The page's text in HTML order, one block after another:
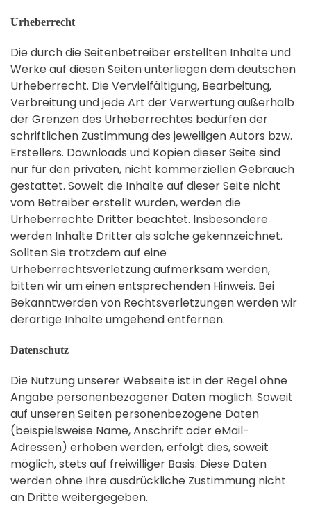
Urheberrecht
Die durch die Seitenbetreiber erstellten Inhalte und
Werke auf diesen Seiten unterliegen dem deutschen
Urheberrecht. Die Vervielfältigung, Bearbeitung,
Verbreitung und jede Art der Verwertung außerhalb
der Grenzen des Urheberrechtes bedürfen der
schriftlichen Zustimmung des jeweiligen Autors bzw.
Erstellers. Downloads und Kopien dieser Seite sind
nur für den privaten, nicht kommerziellen Gebrauch
gestattet. Soweit die Inhalte auf dieser Seite nicht
vom Betreiber erstellt wurden, werden die
Urheberrechte Dritter beachtet. Insbesondere
werden Inhalte Dritter als solche gekennzeichnet.
Sollten Sie trotzdem auf eine
Urheberrechtsverletzung aufmerksam werden,
bitten wir um einen entsprechenden Hinweis. Bei
Bekanntwerden von Rechtsverletzungen werden wir
derartige Inhalte umgehend entfernen.
Datenschutz
Die Nutzung unserer Webseite ist in der Regel ohne
Angabe personenbezogener Daten möglich. Soweit
auf unseren Seiten personenbezogene Daten
(beispielsweise Name, Anschrift oder eMail-
Adressen) erhoben werden, erfolgt dies, soweit
möglich, stets auf freiwilliger Basis. Diese Daten
werden ohne Ihre ausdrückliche Zustimmung nicht
an Dritte weitergegeben.